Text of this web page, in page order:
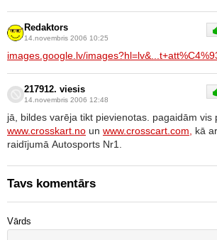
Redaktors
14.novembris 2006 10:25
images.google.lv/
217912. viesis
14.novembris 2006 12:48
jā, bildes varēja tikt pievienotas. pagaidām vis
www.crosskart.no un www.crosscart.com,
kā
raidījumā Autosports Nr1.
Tavs komentārs
Vārds